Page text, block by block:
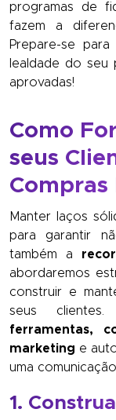
programas de
fazem a
Prepare-se
lealdade do seu
aprovadas!
Como
seus
Compras
Manter laços
para garantir
também a
abordaremos
construir e
seus
ferramentas,
marketing e
uma
1.